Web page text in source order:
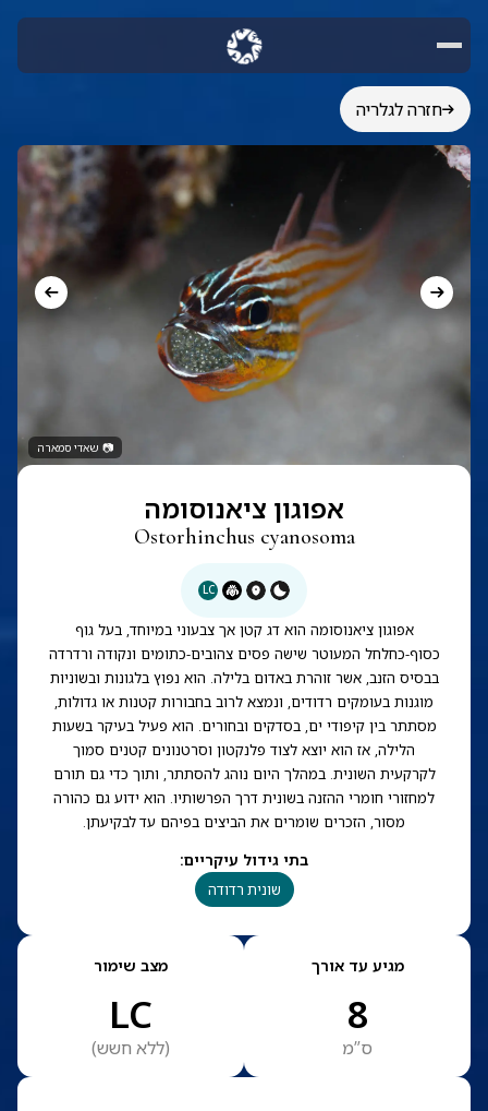
חזרה לגלריה
📷 שאדי סמארה
אפוגון ציאנוסומה
Ostorhinchus cyanosoma
LC
אפוגון ציאנוסומה הוא דג קטן אך צבעוני במיוחד, בעל גוף
כסוף-כחלחל המעוטר שישה פסים צהובים-כתומים ונקודה ורדרדה
בבסיס הזנב, אשר זוהרת באדום בלילה. הוא נפוץ בלגונות ובשוניות
מוגנות בעומקים רדודים, ונמצא לרוב בחבורות קטנות או גדולות,
מסתתר בין קיפודי ים, בסדקים ובחורים. הוא פעיל בעיקר בשעות
הלילה, אז הוא יוצא לצוד פלנקטון וסרטנונים קטנים סמוך
לקרקעית השונית. במהלך היום נוהג להסתתר, ותוך כדי גם תורם
למחזורי חומרי ההזנה בשונית דרך הפרשותיו. הוא ידוע גם כהורה
מסור, הזכרים שומרים את הביצים בפיהם עד לבקיעתן.
בתי גידול עיקריים:
שונית רדודה
מגיע עד אורך
8
ס”מ
מצב שימור
LC
(ללא חשש)